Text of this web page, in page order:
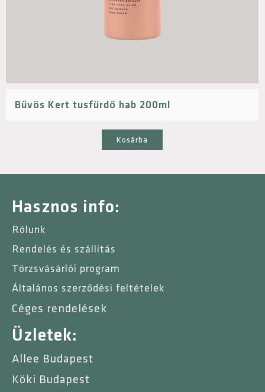
Bűvös Kert tusfürdő hab 200ml
Kosárba
Hasznos info:
Rólunk
Rendelés és szállítás
Törzsvásárlói program
Általános szerződési feltételek
Céges rendelések
Üzletek:
Allee Budapest
Köki Budapest